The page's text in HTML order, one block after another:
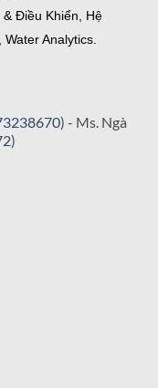
Điều Khiển, Hệ
Analytics.
) - Ms. Ngà
)